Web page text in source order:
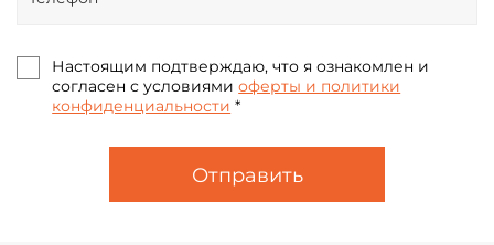
Настоящим подтверждаю, что я ознакомлен и
согласен с условиямиоферты и политики
конфиденциальности *
Отправить